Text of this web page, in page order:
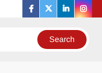
facebook
twitterlinkedin